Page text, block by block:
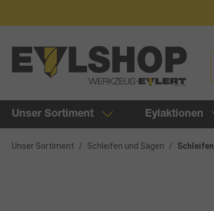
Unser Sortiment Eylaktionen
Unser Sortiment / Schleifen und Sägen / Schleifen